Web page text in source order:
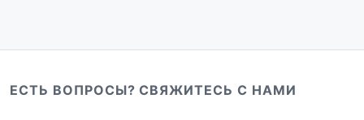
ЕСТЬ ВОПРОСЫ? СВЯЖИТЕСЬ С НАМИ